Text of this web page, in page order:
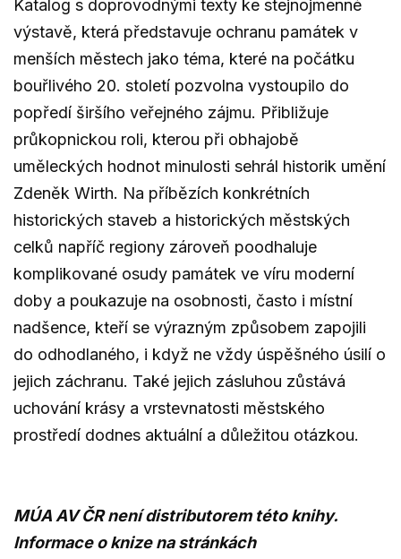
Katalog s doprovodnými texty ke stejnojmenné
výstavě, která představuje ochranu památek v
menších městech jako téma, které na počátku
bouřlivého 20. století pozvolna vystoupilo do
popředí širšího veřejného zájmu. Přibližuje
průkopnickou roli, kterou při obhajobě
uměleckých hodnot minulosti sehrál historik umění
Zdeněk Wirth. Na příbězích konkrétních
historických staveb a historických městských
celků napříč regiony zároveň poodhaluje
komplikované osudy památek ve víru moderní
doby a poukazuje na osobnosti, často i místní
nadšence, kteří se výrazným způsobem zapojili
do odhodlaného, i když ne vždy úspěšného úsilí o
jejich záchranu. Také jejich zásluhou zůstává
uchování krásy a vrstevnatosti městského
prostředí dodnes aktuální a důležitou otázkou.
MÚA AV ČR není distributorem této knihy.
Informace o knize na stránkách